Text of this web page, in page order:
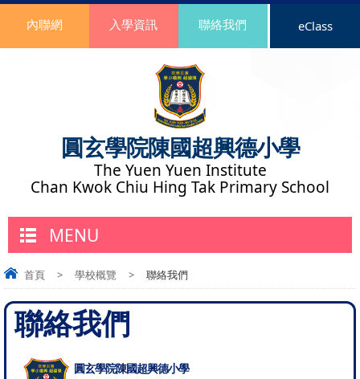
圓玄學院陳國超興德小學
The Yuen Yuen Institute
Chan Kwok Chiu Hing Tak Primary School
內聯網 入學資訊 聯絡我們 eClass
MENU
首頁 > 學校概覽 > 聯絡我們
聯絡我們
圓玄學院陳國超興德小學